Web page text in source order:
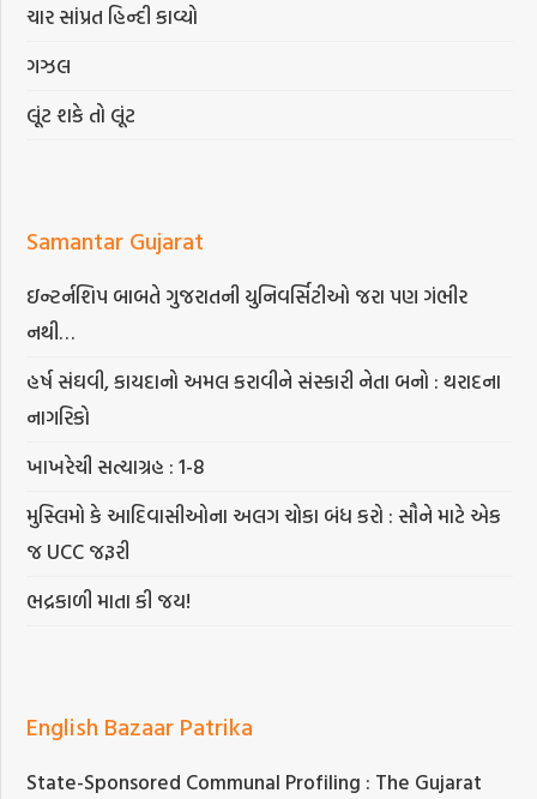
ચાર સાંપ્રત હિન્દી કાવ્યો
ગઝલ
લૂંટ શકે તો લૂંટ
Samantar Gujarat
ઇન્ટર્નશિપ બાબતે ગુજરાતની યુનિવર્સિટીઓ જરા પણ ગંભીર
નથી…
હર્ષ સંઘવી, કાયદાનો અમલ કરાવીને સંસ્કારી નેતા બનો : થરાદના
નાગરિકો
ખાખરેચી સત્યાગ્રહ : 1-8
મુસ્લિમો કે આદિવાસીઓના અલગ ચોકા બંધ કરો : સૌને માટે એક
જ UCC જરૂરી
ભદ્રકાળી માતા કી જય!
English Bazaar Patrika
State-Sponsored Communal Profiling : The Gujarat